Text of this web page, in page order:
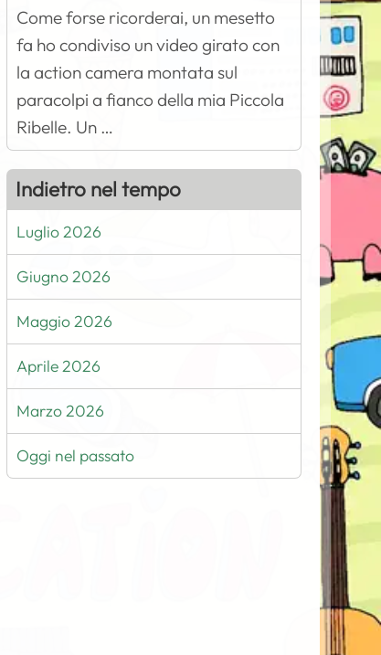
Come forse ricorderai, un mesetto
fa ho condiviso un video girato con
la action camera montata sul
paracolpi a fianco della mia Piccola
Ribelle. Un …
Indietro nel tempo
Luglio 2026
Giugno 2026
Maggio 2026
Aprile 2026
Marzo 2026
Oggi nel passato